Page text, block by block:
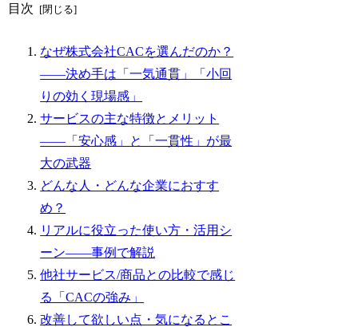
目次
なぜ株式会社CACを選んだのか？
——決め手は「一気通貫」「小回
りの効く現場感」
サービスの主な特徴とメリット
——「安心感」と「一貫性」が最
大の武器
どんな人・どんな企業におすす
め？
リアルに役立った使い方・活用シ
ーン——事例で解説
他社サービス/商品との比較で感じ
る「CACの強み」
改善して欲しい点・気になるとこ